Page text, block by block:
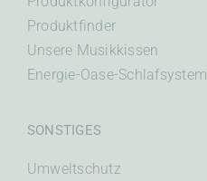
Produktfinder
Unsere Musikkissen
Energie-Oase-Schlafsystem
SONSTIGES
Umweltschutz